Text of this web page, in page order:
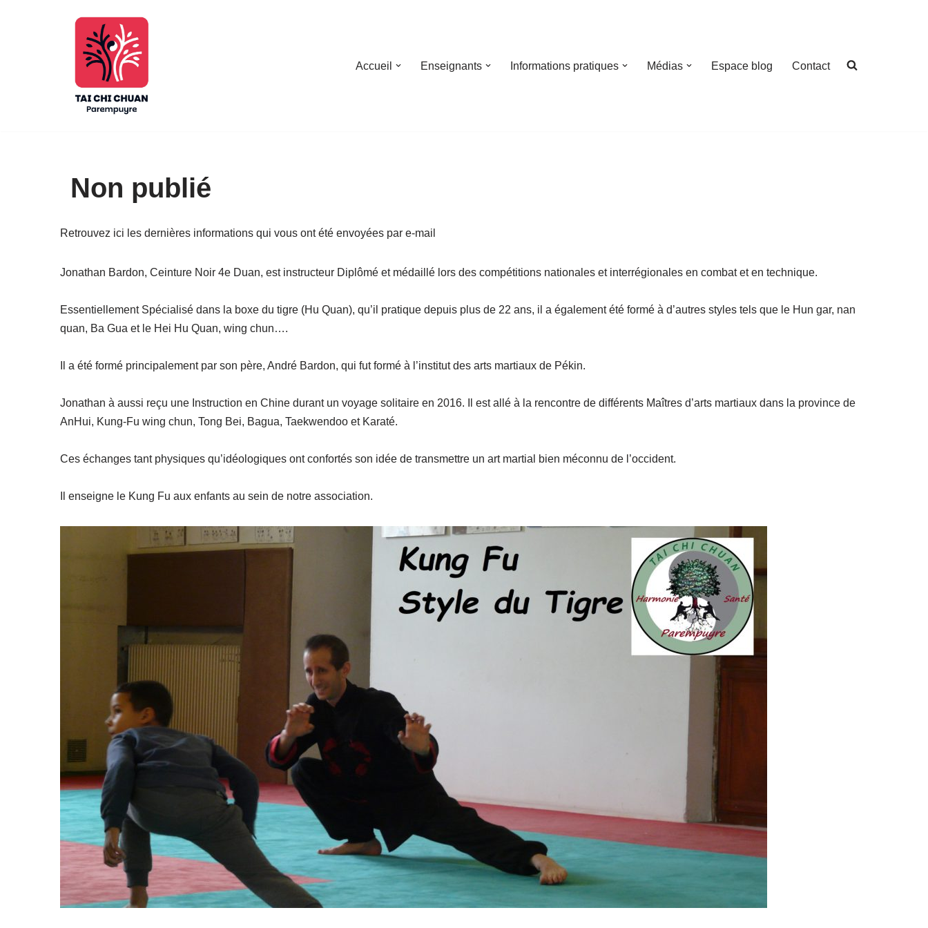
Accueil Enseignants Informations pratiques Médias Espace blog Contact
Non publié
Retrouvez ici les dernières informations qui vous ont été envoyées par e-mail
Jonathan Bardon, Ceinture Noir 4e Duan, est instructeur Diplômé et médaillé lors des compétitions nationales et interrégionales en combat et en technique.
Essentiellement Spécialisé dans la boxe du tigre (Hu Quan), qu’il pratique depuis plus de 22 ans, il a également été formé à d’autres styles tels que le Hun gar, nan
quan, Ba Gua et le Hei Hu Quan, wing chun….
Il a été formé principalement par son père, André Bardon, qui fut formé à l’institut des arts martiaux de Pékin.
Jonathan à aussi reçu une Instruction en Chine durant un voyage solitaire en 2016. Il est allé à la rencontre de différents Maîtres d’arts martiaux dans la province de
AnHui, Kung-Fu wing chun, Tong Bei, Bagua, Taekwendoo et Karaté.
Ces échanges tant physiques qu’idéologiques ont confortés son idée de transmettre un art martial bien méconnu de l’occident.
Il enseigne le Kung Fu aux enfants au sein de notre association.